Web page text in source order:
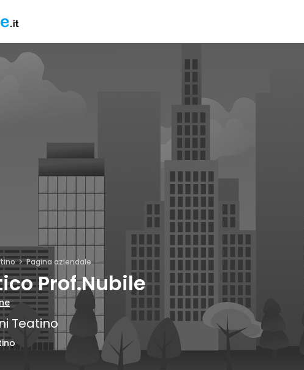
Pagina aziendale
Prof.Nubile
Teatino